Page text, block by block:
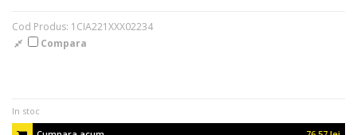
Cod Produs: 1CIA221XXX02234
Compara
In stoc